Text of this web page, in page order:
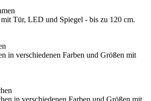
Tür, LED und Spiegel - bis zu 120 cm.
in verschiedenen Farben und Größen mit
in verschiedenen Farben und Größen mit